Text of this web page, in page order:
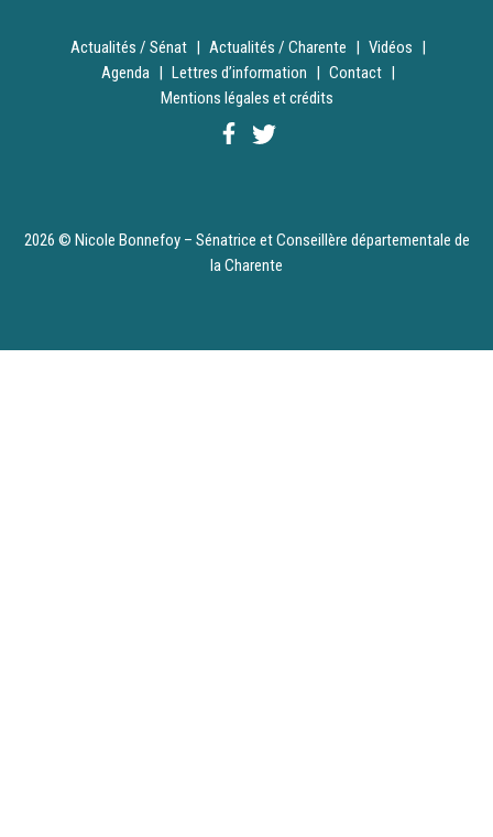
Actualités / Sénat Actualités / Charente
Vidéos
Agenda
Lettres d’information
Contact
Mentions légales et crédits
2026 © Nicole Bonnefoy – Sénatrice et Conseillère départementale de
la Charente